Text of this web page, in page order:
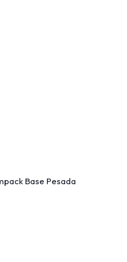
Base Pesada